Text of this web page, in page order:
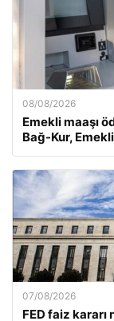
08/08/2026
Emekli maaşı
Bağ-Kur,
07/08/2026
FED faiz